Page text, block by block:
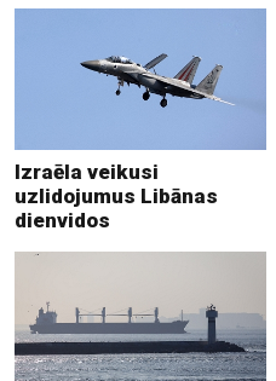
Izraēla veikusi
uzlidojumus Libānas
dienvidos